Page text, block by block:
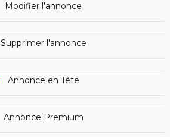
Modifier l'annonce
Supprimer l'annonce
Annonce en Tête
Annonce Premium